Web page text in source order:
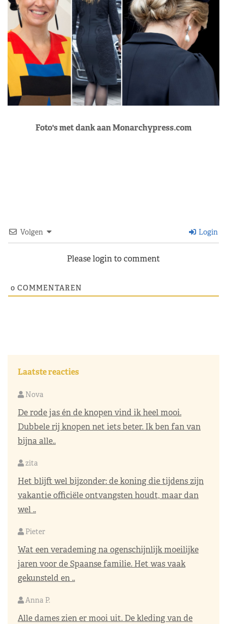
Foto's met dank aan Monarchypress.com
Volgen Login
Please login to comment
0 COMMENTAREN
Laatste reacties
Nova
De rode jas én de knopen vind ik heel mooi.
Dubbele rij knopen net iets beter. Ik ben fan van
bijna alle..
zita
Het blijft wel bijzonder: de koning die tijdens zijn
vakantie officiële ontvangsten houdt, maar dan
wel ..
Pieter
Wat een verademing na ogenschijnlijk moeilijke
jaren voor de Spaanse familie. Het was vaak
gekunsteld en ..
Anna P.
Alle dames zien er mooi uit. De kleding van de